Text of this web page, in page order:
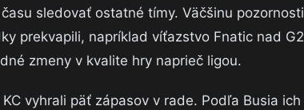
sledovať ostatné tímy. Väčšinu pozornosti
prekvapili, napríklad víťazstvo Fnatic nad G2
zmeny v kvalite hry naprieč ligou.
vyhrali päť zápasov v rade. Podľa Busia ich